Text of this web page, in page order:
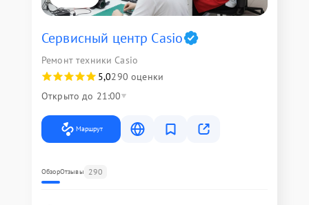
Сервисный центр Casio
Ремонт техники Casio
5,0290 оценки
Открыто до 21:00
Маршрут
ОбзорОтзывы 290